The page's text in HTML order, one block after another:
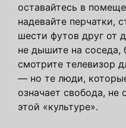
оставайтесь в
надевайте перчатки,
шести футов друг от
не дышите на соседа,
смотрите телевизор
— но те люди,
означает свобода, не
этой «культуре».